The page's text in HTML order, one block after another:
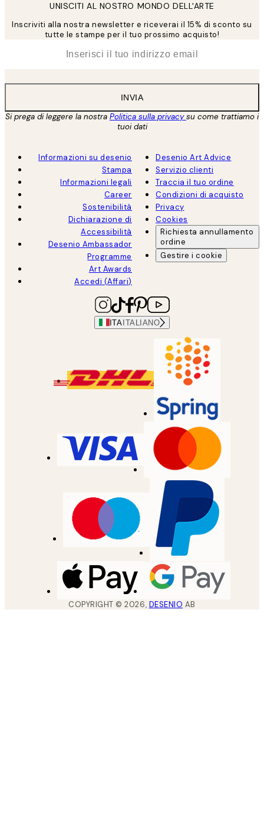
UNISCITI AL NOSTRO MONDO DELL'ARTE
Inscriviti alla nostra newsletter e riceverai il 15% di sconto su
tutte le stampe per il tuo prossimo acquisto!
INVIA
Si prega di leggere la nostra Politica sulla privacysu come trattiamo i
tuoi dati
Informazioni su desenio
Stampa
Informazioni legali
Career
Sostenibilità
Dichiarazione di
Accessibilità
Desenio Ambassador
Programme
Art Awards
Accedi (Affari)
Desenio Art Advice
Servizio clienti
Traccia il tuo ordine
Condizioni di acquisto
Privacy
Cookies
Richiesta annullamento
ordine
Gestire i cookie
ITAITALIANO
COPYRIGHT ©2026, DESENIO AB